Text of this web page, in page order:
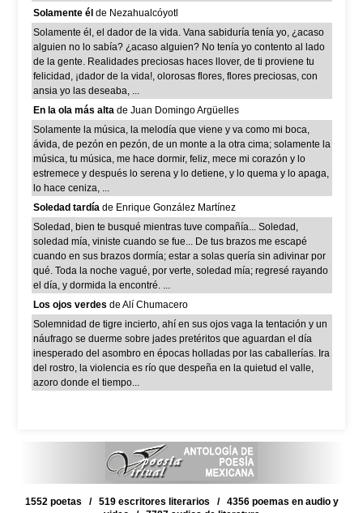
Solamente él de Nezahualcóyotl
Solamente él, el dador de la vida. Vana sabiduría tenía yo, ¿acaso
alguien no lo sabía? ¿acaso alguien? No tenía yo contento al lado
de la gente. Realidades preciosas haces llover, de ti proviene tu
felicidad, ¡dador de la vida!, olorosas flores, flores preciosas, con
ansia yo las deseaba, ...
En la ola más alta de Juan Domingo Argüelles
Solamente la música, la melodía que viene y va como mi boca,
ávida, de pezón en pezón, de un monte a la otra cima; solamente la
música, tu música, me hace dormir, feliz, mece mi corazón y lo
estremece y después lo serena y lo detiene, y lo quema y lo apaga,
lo hace ceniza, ...
Soledad tardía de Enrique González Martínez
Soledad, bien te busqué mientras tuve compañía... Soledad,
soledad mía, viniste cuando se fue... De tus brazos me escapé
cuando en sus brazos dormía; estar a solas quería sin adivinar por
qué. Toda la noche vagué, por verte, soledad mía; regresé rayando
el día, y dormida la encontré. ...
Los ojos verdes de Alí Chumacero
Solemnidad de tigre incierto, ahí en sus ojos vaga la tentación y un
náufrago se duerme sobre jades pretéritos que aguardan el día
inesperado del asombro en épocas holladas por las caballerías. Ira
del rostro, la violencia es río que despeña en la quietud el valle,
azoro donde el tiempo...
1552 poetas / 519 escritores literarios / 4356 poemas en audio y